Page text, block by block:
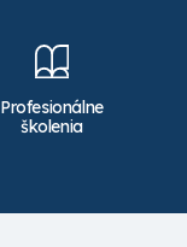
Profesionálne
školenia